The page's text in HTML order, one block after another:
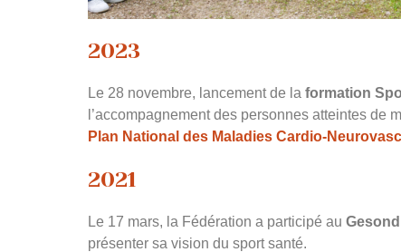
2023
Le 28 novembre, lancement de la formation
l’accompagnement des personnes atteintes
Plan National des Maladies Cardio-
2021
Le 17 mars, la Fédération a participé au
présenter sa vision du sport santé.